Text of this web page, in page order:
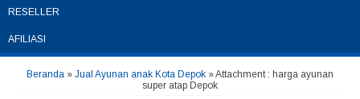
RESELLER
AFILIASI
Beranda » Jual Ayunan anak Kota Depok » Attachment : harga ayunan
super atap Depok